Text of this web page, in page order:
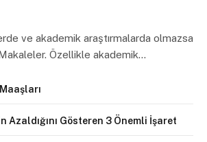
ve akademik araştırmalarda olmazsa
Özellikle akademik…
Azaldığını Gösteren 3 Önemli İşaret